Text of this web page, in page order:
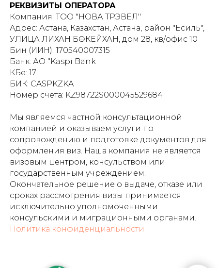
РЕКВИЗИТЫ ОПЕРАТОРА
Компания: ТОО "НОВА ТРЭВЕЛ"
Адрес: Астана, Казахстан, Астана, район "Есиль",
УЛИЦА ӘЛИХАН БӨКЕЙХАН, дом 28, кв/офис 10
Бин (ИИН): 170540007315
Банк: АО "Kaspi Bank
КБе: 17
БИК: CASPKZKA
Номер счета: KZ98722S000045529684
Мы являемся частной консультационной
компанией и оказываем услуги по
сопровождению и подготовке документов для
оформления виз. Наша компания не является
визовым центром, консульством или
государственным учреждением.
Окончательное решение о выдаче, отказе или
сроках рассмотрения визы принимается
исключительно уполномоченными
консульскими и миграционными органами.
Политика конфиденциальности